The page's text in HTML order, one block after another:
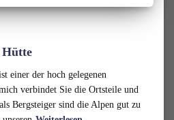
einer der hoch gelegenen
verbindet Sie die Ortsteile und
Bergsteiger sind die Alpen gut zu